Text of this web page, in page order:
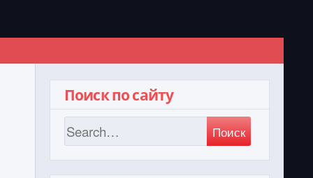
Поиск по сайту
Поиск